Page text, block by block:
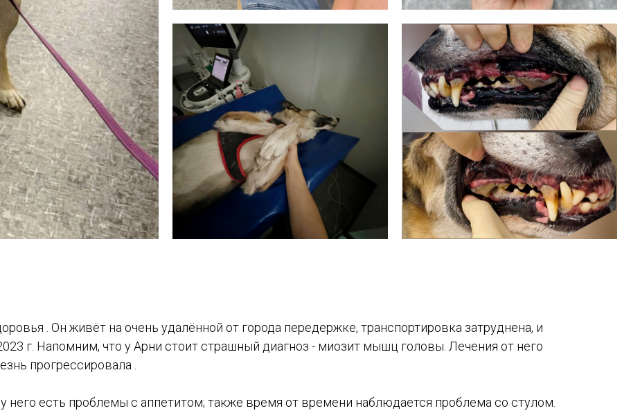
. Он живёт на очень удалённой от города передержке, транспортировка затруднена, и
г. Напомним, что у Арни стоит страшный диагноз - миозит мышц головы. Лечения от него
прогрессировала .
него есть проблемы с аппетитом; также время от времени наблюдается проблема со стулом.